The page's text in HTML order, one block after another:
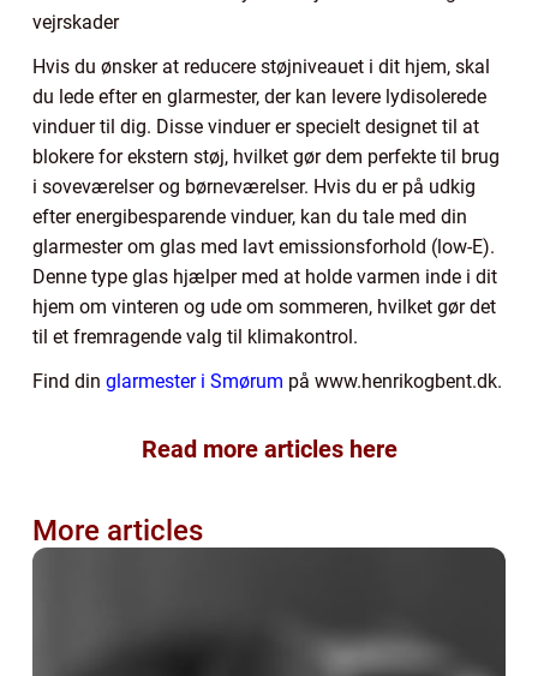
vejrskader
Hvis du ønsker at reducere støjniveauet i dit hjem, skal
du lede efter en glarmester, der kan levere lydisolerede
vinduer til dig. Disse vinduer er specielt designet til at
blokere for ekstern støj, hvilket gør dem perfekte til brug
i soveværelser og børneværelser. Hvis du er på udkig
efter energibesparende vinduer, kan du tale med din
glarmester om glas med lavt emissionsforhold (low-E).
Denne type glas hjælper med at holde varmen inde i dit
hjem om vinteren og ude om sommeren, hvilket gør det
til et fremragende valg til klimakontrol.
Find din glarmester i Smørum på www.henrikogbent.dk.
Read more articles here
More articles